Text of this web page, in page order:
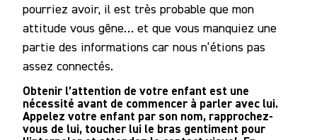
pourriez avoir, il est très probable que mon
attitude vous gêne… et que vous manquiez une
partie des informations car nous n’étions pas
assez connectés.
Obtenir l’attention de votre enfant est une
nécessité avant de commencer à parler avec lui.
Appelez votre enfant par son nom, rapprochez-
vous de lui, toucher lui le bras gentiment pour